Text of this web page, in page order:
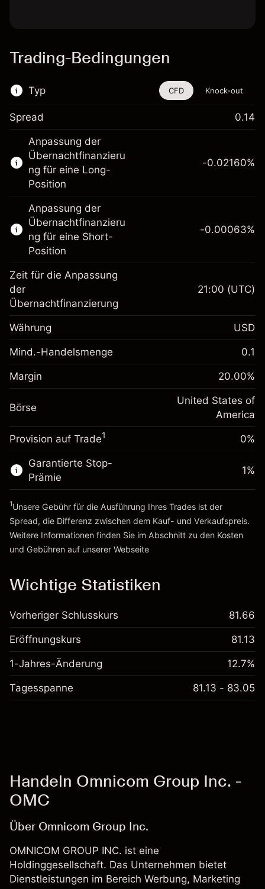
Trading-Bedingungen
Typ
Dieses Finanzinstrument steht für das Traden
über CFDs und Knock-outs zur Verfügung.
Erfahren Sie mehr über:
CFDs
Knock-outs
CFD Knock-out
Spread 0.14
Anpassung der
Übernachtfinanzieru
ng für eine Long-
Position
$1,000.00
Anpassung der
Übernachtfinanzierung
Gebühren aus
Positionswert
-0.021596
%
Positionsgröße mit Hebelwirkung
~$5,000.00
Geld aus Hebelwirkung ~
$4,000.00
Zur Plattform
-0.02160%
Anpassung der
Übernachtfinanzieru
ng für eine Short-
Position
Margin. Ihre Investition
Anpassung der
Übernachtfinanzierung
-0.000626
%
(-$0.03)
Positionsgröße mit Hebelwirkung
~$5,000.00
Geld aus Hebelwirkung ~
Zur Plattform
-0.00063%
Zeit für die Anpassung
der
Übernachtfinanzierung
21:00 (UTC)
Währung USD
Mind.-Handelsmenge 0.1
Margin 20.00%
Börse
United States of
America
Provision auf Trade1 0%
Garantierte Stop-
Prämie
1%
1Unsere Gebühr für die Ausführung Ihres Trades ist der
Spread, die Differenz zwischen dem Kauf- und Verkaufspreis.
Weitere Informationen finden Sie im Abschnitt zu den Kosten
und Gebühren auf unserer Webseite
Wichtige Statistiken
Vorheriger Schlusskurs 81.66
Eröffnungskurs 81.13
1-Jahres-Änderung 12.7%
Tagesspanne 81.13 - 83.05
Handeln Omnicom Group Inc. -
OMC
Über Omnicom Group Inc.
OMNICOM GROUP INC. ist eine
Holdinggesellschaft. Das Unternehmen bietet
Dienstleistungen im Bereich Werbung, Marketing